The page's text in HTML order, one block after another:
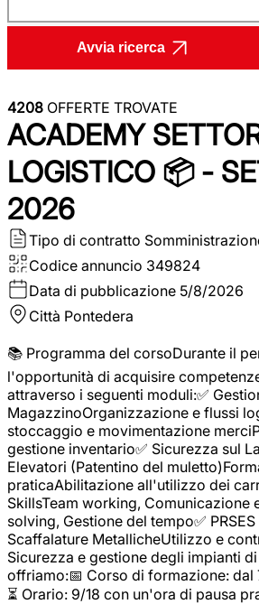
Avvia ricerca
4208 OFFERTE TROVATE
ACADEMY
LOGISTICO 📦 -
2026
Tipo di contratto
Codice annuncio 349824
Data di pubblicazione 5/8/2026
Città Pontedera
📚 Programma del corsoDurante il
l'opportunità di acquisire
attraverso i seguenti moduli:✅
MagazzinoOrganizzazione e flussi
stoccaggio e movimentazione
gestione inventario✅ Sicurezza sul
Elevatori (Patentino del
praticaAbilitazione all'utilizzo dei
SkillsTeam working, Comunicazione
solving, Gestione del tempo✅
Scaffalature MetallicheUtilizzo e
Sicurezza e gestione degli impianti
offriamo:📅 Corso di formazione: dal
⏳ Orario: 9/18 con un'ora di pausa